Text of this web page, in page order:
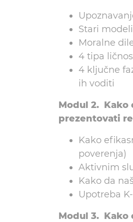
Stari
Moralne
4 tipa
4 ključne
ih voditi
Modul 2. Kako
prezentovati
Kako
poverenja)
Aktivnim
Kako da
Upotreba
Modul 3.